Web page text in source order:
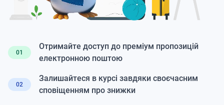
01
Отримайте доступ до преміум пропозицій
електронною поштою
02
Залишайтеся в курсі завдяки своєчасним
сповіщенням про знижки